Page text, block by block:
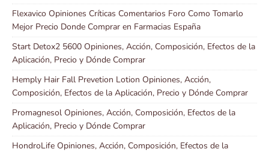
Flexavico Opiniones Críticas Comentarios Foro Como Tomarlo
Mejor Precio Donde Comprar en Farmacias España
Start Detox2 5600 Opiniones, Acción, Composición, Efectos de la
Aplicación, Precio y Dónde Comprar
Hemply Hair Fall Prevetion Lotion Opiniones, Acción,
Composición, Efectos de la Aplicación, Precio y Dónde Comprar
Promagnesol Opiniones, Acción, Composición, Efectos de la
Aplicación, Precio y Dónde Comprar
HondroLife Opiniones, Acción, Composición, Efectos de la